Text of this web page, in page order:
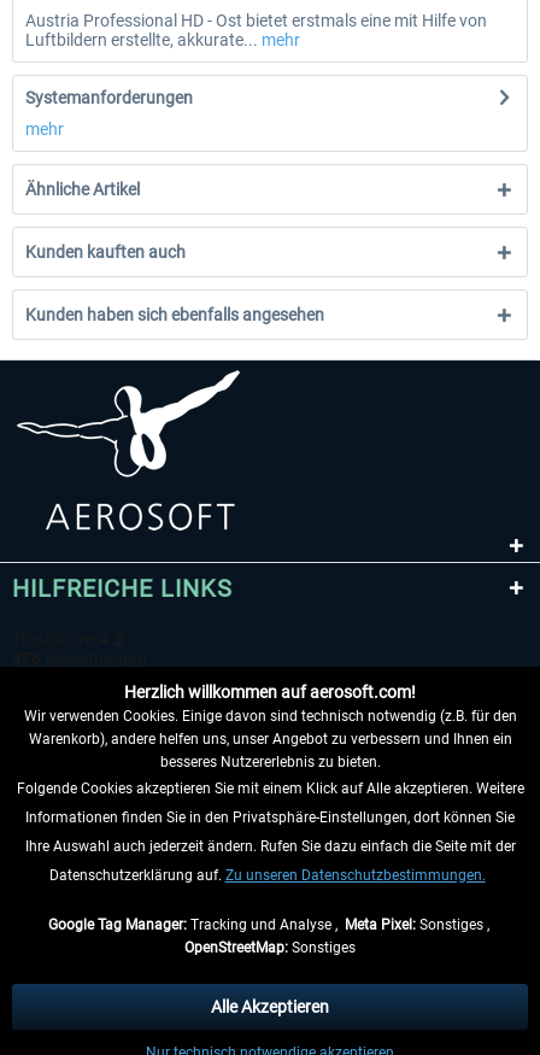
Austria Professional HD - Ost bietet erstmals eine mit Hilfe von
Luftbildern erstellte, akkurate... mehr
Systemanforderungen
mehr
Ähnliche Artikel
Kunden kauften auch
Kunden haben sich ebenfalls angesehen
HILFREICHE LINKS
VERTRAG WIDERRUFEN
INFORMATIONEN
anders beschrieben.
** Gilt für Lieferungen innerhalb Deutschlands, Lieferzeiten für andere Länder
Herzlich willkommen auf aerosoft.com!
Wir verwenden Cookies. Einige davon sind technisch notwendig (z.B. für den
Warenkorb), andere helfen uns, unser Angebot zu verbessern und Ihnen ein
besseres Nutzererlebnis zu bieten.
Folgende Cookies akzeptieren Sie mit einem Klick auf Alle akzeptieren. Weitere
Informationen finden Sie in den Privatsphäre-Einstellungen, dort können Sie
Ihre Auswahl auch jederzeit ändern. Rufen Sie dazu einfach die Seite mit der
Datenschutzerklärung auf. Zu unseren Datenschutzbestimmungen.
Google Tag Manager:Tracking und Analyse , Meta Pixel:Sonstiges ,
OpenStreetMap: Sonstiges
Alle Akzeptieren